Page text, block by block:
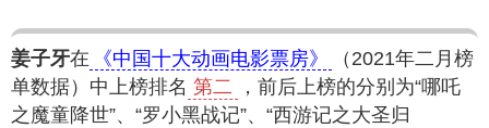
姜子牙在 《中国十大动画电影票房》
（2021年二月榜
单数据）中上榜排名 第二
，前后上榜的分别为“哪吒
之魔童降世”、“罗小黑战记”、“西游记之大圣归